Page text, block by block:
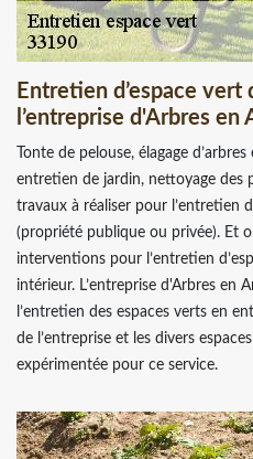
Entretien d’espace
l’entreprise d'Arbres en
Tonte de pelouse, élagage
entretien de jardin, nettoyage des
travaux à réaliser pour l’entretien
(propriété publique ou privée). Et
interventions pour l’entretien
intérieur. L’entreprise d'Arbres en
l’entretien des espaces verts en
de l’entreprise et les divers
expérimentée pour ce service.